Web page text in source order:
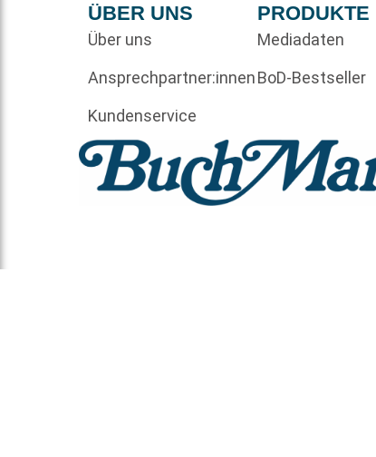
ÜBER UNS
Über uns
Ansprechpartner:innen
Kundenservice
PRODUKTE
Mediadaten
BoD-Bestseller